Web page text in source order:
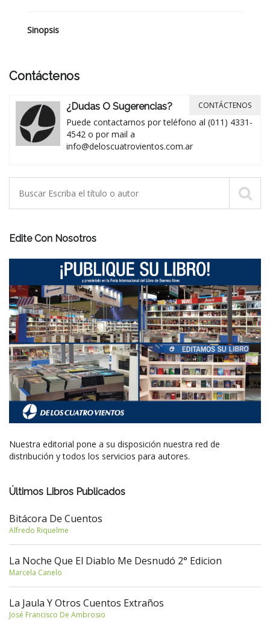
Sinopsis
Contáctenos
¿Dudas O Sugerencias?
Puede contactarnos por teléfono al (011) 4331-
4542 o por mail a
info@deloscuatrovientos.com.ar
CONTÁCTENOS
Edite Con Nosotros
Nuestra editorial pone a su disposición nuestra red de
distribución y todos los servicios para autores.
Últimos Libros Publicados
Bitácora De Cuentos
Alfredo Riquelme
La Noche Que El Diablo Me Desnudó 2° Edicion
Marcela Canelo
La Jaula Y Otros Cuentos Extraños
José Francisco De Ambrosio